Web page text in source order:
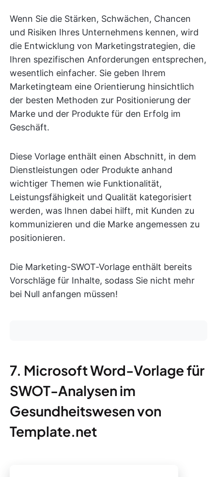
Wenn Sie die Stärken, Schwächen, Chancen
und Risiken Ihres Unternehmens kennen, wird
die Entwicklung von Marketingstrategien, die
Ihren spezifischen Anforderungen entsprechen,
wesentlich einfacher. Sie geben Ihrem
Marketingteam eine Orientierung hinsichtlich
der besten Methoden zur Positionierung der
Marke und der Produkte für den Erfolg im
Geschäft.
Diese Vorlage enthält einen Abschnitt, in dem
Dienstleistungen oder Produkte anhand
wichtiger Themen wie Funktionalität,
Leistungsfähigkeit und Qualität kategorisiert
werden, was Ihnen dabei hilft, mit Kunden zu
kommunizieren und die Marke angemessen zu
positionieren.
Die Marketing-SWOT-Vorlage enthält bereits
Vorschläge für Inhalte, sodass Sie nicht mehr
bei Null anfangen müssen!
7. Microsoft Word-Vorlage für
SWOT-Analysen im
Gesundheitswesen von
Template.net